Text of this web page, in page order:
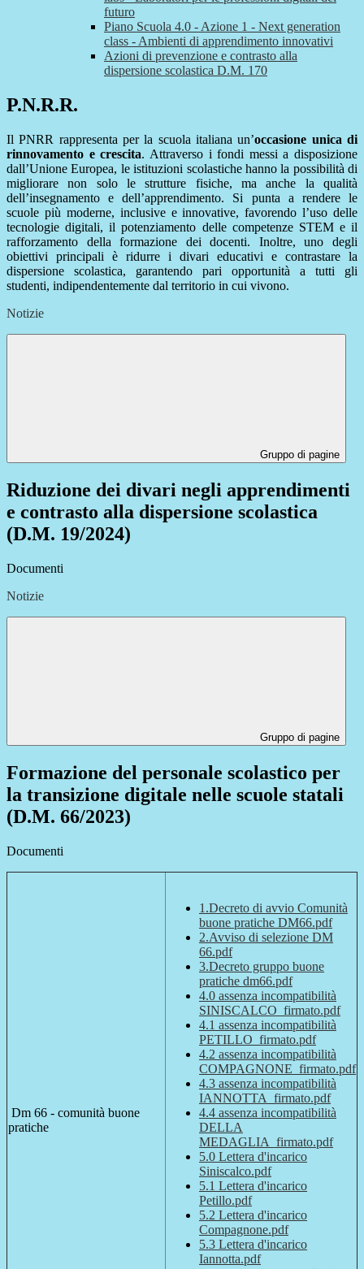
futuro
Piano Scuola 4.0 - Azione 1 - Next generation
class - Ambienti di apprendimento innovativi
Azioni di prevenzione e contrasto alla
dispersione scolastica D.M. 170
P.N.R.R.
Il PNRR rappresenta per la scuola italiana un’occasione unica di
rinnovamento e crescita. Attraverso i fondi messi a disposizione
dall’Unione Europea, le istituzioni scolastiche hanno la possibilità di
migliorare non solo le strutture fisiche, ma anche la qualità
dell’insegnamento e dell’apprendimento. Si punta a rendere le
scuole più moderne, inclusive e innovative, favorendo l’uso delle
tecnologie digitali, il potenziamento delle competenze STEM e il
rafforzamento della formazione dei docenti. Inoltre, uno degli
obiettivi principali è ridurre i divari educativi e contrastare la
dispersione scolastica, garantendo pari opportunità a tutti gli
studenti, indipendentemente dal territorio in cui vivono.
Notizie
Gruppo di pagine
Riduzione dei divari negli apprendimenti
e contrasto alla dispersione scolastica
(D.M. 19/2024)
Documenti
Notizie
Gruppo di pagine
Formazione del personale scolastico per
la transizione digitale nelle scuole statali
(D.M. 66/2023)
Documenti
Dm 66 - comunità buone
pratiche
1.Decreto di avvio Comunità
buone pratiche DM66.pdf
2.Avviso di selezione DM
66.pdf
3.Decreto gruppo buone
pratiche dm66.pdf
4.0 assenza incompatibilità
SINISCALCO_firmato.pdf
4.1 assenza incompatibilità
PETILLO_firmato.pdf
4.2 assenza incompatibilità
COMPAGNONE_firmato.pdf
4.3 assenza incompatibilità
IANNOTTA_firmato.pdf
4.4 assenza incompatibilità
DELLA
MEDAGLIA_firmato.pdf
5.0 Lettera d'incarico
Siniscalco.pdf
5.1 Lettera d'incarico
Petillo.pdf
5.2 Lettera d'incarico
Compagnone.pdf
5.3 Lettera d'incarico
Iannotta.pdf